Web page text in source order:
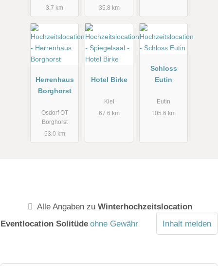
3.7 km
35.8 km
Herrenhaus
Borghorst
Osdorf OT
Borghorst
53.0 km
Hotel Birke
Kiel
67.6 km
Schloss
Eutin
Eutin
105.6 km
Alle Angaben zu Winterhochzeitslocation
Eventlocation Solitüde ohne Gewähr Inhalt melden